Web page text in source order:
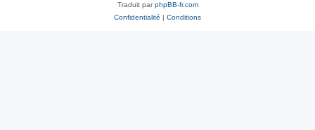
Traduit parphpBB-fr.com
Confidentialité | Conditions